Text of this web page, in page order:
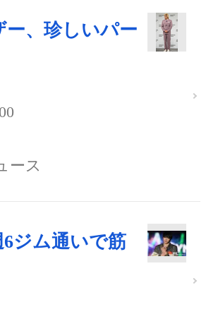
ー、珍しいパー
ース
ジム通いで筋